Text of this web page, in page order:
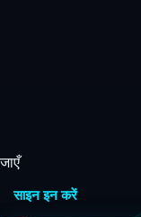
जाएँ
साइन इन करें